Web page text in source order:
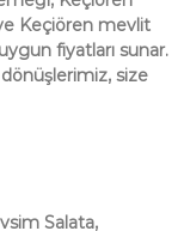
Keçiören mevlit
fiyatları sunar.
size
Salata,